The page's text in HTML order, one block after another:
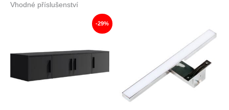
Vhodné příslušenství
-29%